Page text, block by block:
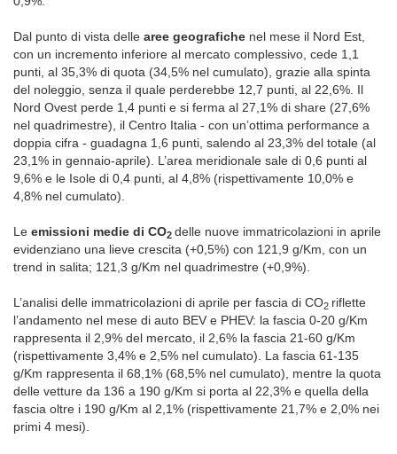
Dal punto di vista delle aree geografiche nel mese il Nord Est,
con un incremento inferiore al mercato complessivo, cede 1,1
punti, al 35,3% di quota (34,5% nel cumulato), grazie alla spinta
del noleggio, senza il quale perderebbe 12,7 punti, al 22,6%. Il
Nord Ovest perde 1,4 punti e si ferma al 27,1% di share (27,6%
nel quadrimestre), il Centro Italia - con un’ottima performance a
doppia cifra - guadagna 1,6 punti, salendo al 23,3% del totale (al
23,1% in gennaio-aprile). L’area meridionale sale di 0,6 punti al
9,6% e le Isole di 0,4 punti, al 4,8% (rispettivamente 10,0% e
4,8% nel cumulato).
Le emissioni medie di CO2 delle nuove immatricolazioni in aprile
evidenziano una lieve crescita (+0,5%) con 121,9 g/Km, con un
trend in salita; 121,3 g/Km nel quadrimestre (+0,9%).
L’analisi delle immatricolazioni di aprile per fascia di CO2 riflette
l’andamento nel mese di auto BEV e PHEV: la fascia 0-20 g/Km
rappresenta il 2,9% del mercato, il 2,6% la fascia 21-60 g/Km
(rispettivamente 3,4% e 2,5% nel cumulato). La fascia 61-135
g/Km rappresenta il 68,1% (68,5% nel cumulato), mentre la quota
delle vetture da 136 a 190 g/Km si porta al 22,3% e quella della
fascia oltre i 190 g/Km al 2,1% (rispettivamente 21,7% e 2,0% nei
primi 4 mesi).